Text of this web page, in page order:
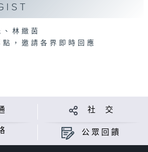
林緻茵
，邀請各界即時回應
社 交
公眾回饋